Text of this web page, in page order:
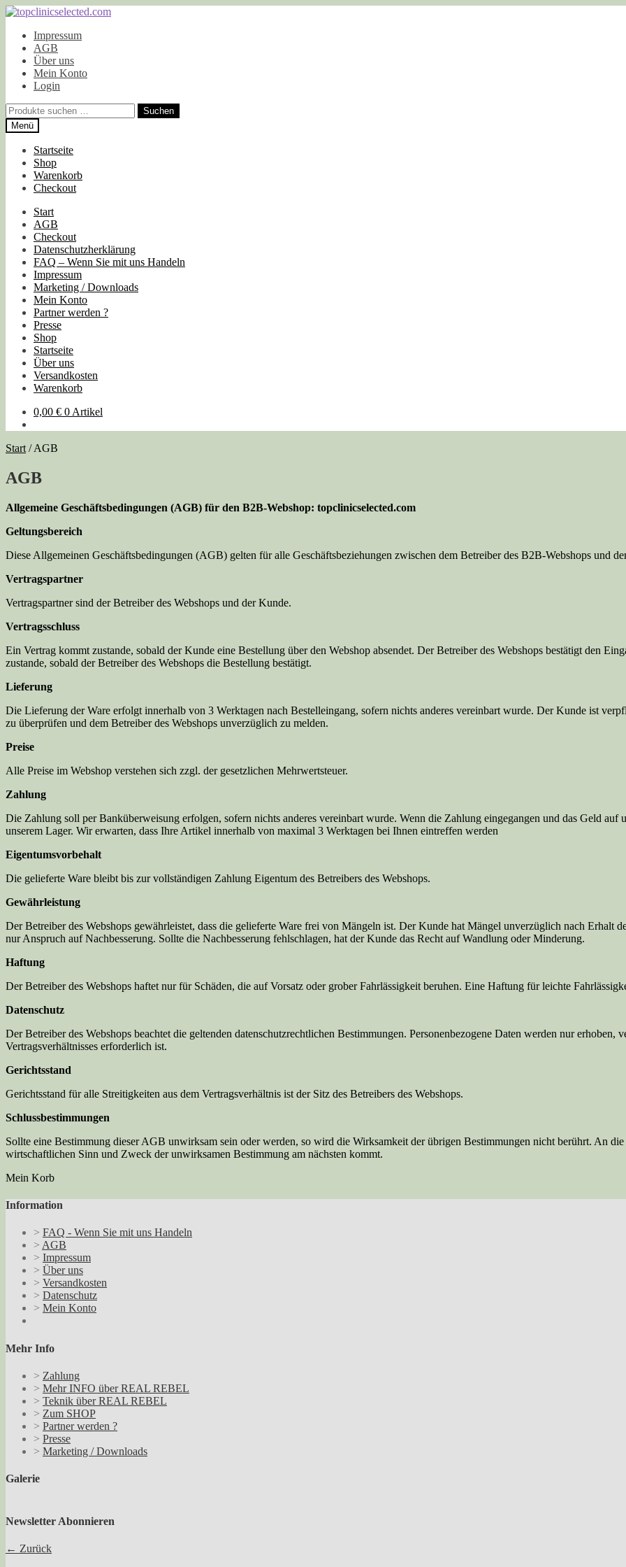
Zur
springen
Zum
springenImpressum
AGB
Über uns
Mein Konto
Login
Suchen
nach:
Suchen
Menü
Startseite
Shop
Warenkorb
Checkout
Start
AGB
Checkout
Datenschutzherklärung
FAQ – Wenn Sie mit uns Handeln
Impressum
Marketing / Downloads
Mein Konto
Partner werden ?
Presse
Shop
Startseite
Über uns
Versandkosten
Warenkorb
0,00 € 0 Artikel
Start /AGB
AGB
Allgemeine Geschäftsbedingungen (AGB) für den B2B-Webshop: topclinicselected.com
Geltungsbereich
Diese Allgemeinen Geschäftsbedingungen (AGB) gelten für alle Geschäftsbeziehungen zwischen dem Betreiber des B2B-Webshops und
Vertragspartner
Vertragspartner sind der Betreiber des Webshops und der Kunde.
Vertragsschluss
Ein Vertrag kommt zustande, sobald der Kunde eine Bestellung über den Webshop absendet. Der Betreiber des Webshops bestätigt den
zustande, sobald der Betreiber des Webshops die Bestellung bestätigt.
Lieferung
Die Lieferung der Ware erfolgt innerhalb von 3 Werktagen nach Bestelleingang, sofern nichts anderes vereinbart wurde. Der Kunde ist
zu überprüfen und dem Betreiber des Webshops unverzüglich zu melden.
Preise
Alle Preise im Webshop verstehen sich zzgl. der gesetzlichen Mehrwertsteuer.
Zahlung
Die Zahlung soll per Banküberweisung erfolgen, sofern nichts anderes vereinbart wurde. Wenn die Zahlung eingegangen und das Geld auf
unserem Lager. Wir erwarten, dass Ihre Artikel innerhalb von maximal 3 Werktagen bei Ihnen eintreffen werden
Eigentumsvorbehalt
Die gelieferte Ware bleibt bis zur vollständigen Zahlung Eigentum des Betreibers des Webshops.
Gewährleistung
Der Betreiber des Webshops gewährleistet, dass die gelieferte Ware frei von Mängeln ist. Der Kunde hat Mängel unverzüglich nach Erhalt
nur Anspruch auf Nachbesserung. Sollte die Nachbesserung fehlschlagen, hat der Kunde das Recht auf Wandlung oder Minderung.
Haftung
Der Betreiber des Webshops haftet nur für Schäden, die auf Vorsatz oder grober Fahrlässigkeit beruhen. Eine Haftung für leichte
Datenschutz
Der Betreiber des Webshops beachtet die geltenden datenschutzrechtlichen Bestimmungen. Personenbezogene Daten werden nur
Vertragsverhältnisses erforderlich ist.
Gerichtsstand
Gerichtsstand für alle Streitigkeiten aus dem Vertragsverhältnis ist der Sitz des Betreibers des Webshops.
Schlussbestimmungen
Sollte eine Bestimmung dieser AGB unwirksam sein oder werden, so wird die Wirksamkeit der übrigen Bestimmungen nicht berührt. An
wirtschaftlichen Sinn und Zweck der unwirksamen Bestimmung am nächsten kommt.
Mein Korb
Information
> FAQ - Wenn Sie mit uns Handeln
> AGB
> Impressum
> Über uns
> Versandkosten
> Datenschutz
> Mein Konto
Mehr Info
> Zahlung
> Mehr INFO über REAL REBEL
> Teknik über REAL REBEL
> Zum SHOP
> Partner werden ?
> Presse
> Marketing / Downloads
Galerie
Newsletter Abonnieren
← Zurück